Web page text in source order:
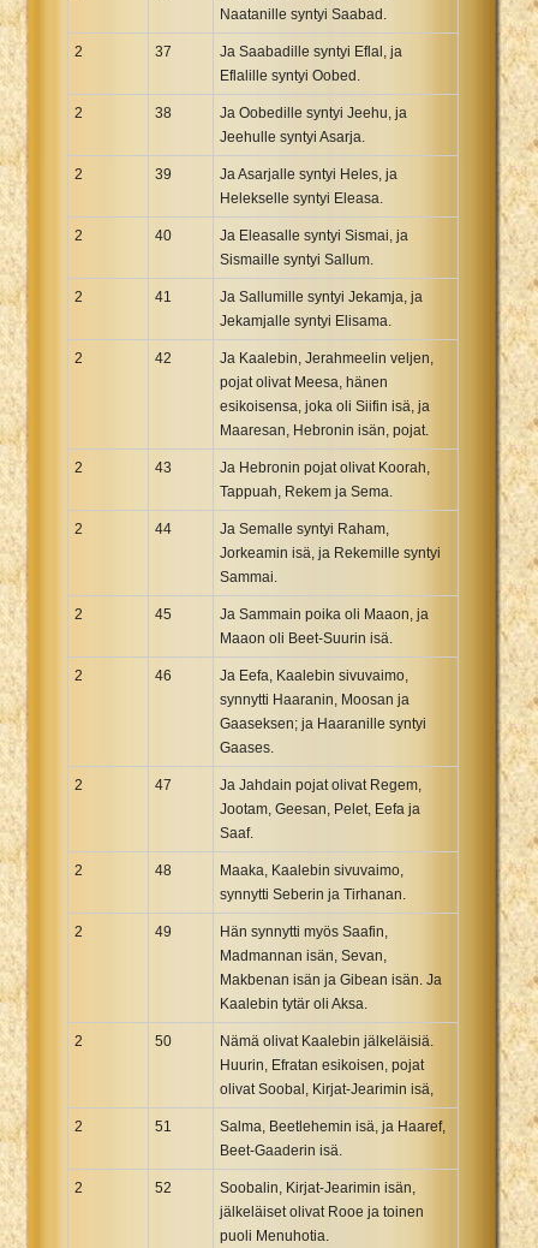
Naatanille syntyi Saabad.
2 37
Ja Saabadille syntyi Eflal, ja
Eflalille syntyi Oobed.
2 38
Ja Oobedille syntyi Jeehu, ja
Jeehulle syntyi Asarja.
2 39
Ja Asarjalle syntyi Heles, ja
Helekselle syntyi Eleasa.
2 40
Ja Eleasalle syntyi Sismai, ja
Sismaille syntyi Sallum.
2 41
Ja Sallumille syntyi Jekamja, ja
Jekamjalle syntyi Elisama.
2 42
Ja Kaalebin, Jerahmeelin veljen,
pojat olivat Meesa, hänen
esikoisensa, joka oli Siifin isä, ja
Maaresan, Hebronin isän, pojat.
2 43
Ja Hebronin pojat olivat Koorah,
Tappuah, Rekem ja Sema.
2 44
Ja Semalle syntyi Raham,
Jorkeamin isä, ja Rekemille syntyi
Sammai.
2 45
Ja Sammain poika oli Maaon, ja
Maaon oli Beet-Suurin isä.
2 46
Ja Eefa, Kaalebin sivuvaimo,
synnytti Haaranin, Moosan ja
Gaaseksen; ja Haaranille syntyi
Gaases.
2 47
Ja Jahdain pojat olivat Regem,
Jootam, Geesan, Pelet, Eefa ja
Saaf.
2 48
Maaka, Kaalebin sivuvaimo,
synnytti Seberin ja Tirhanan.
2 49
Hän synnytti myös Saafin,
Madmannan isän, Sevan,
Makbenan isän ja Gibean isän. Ja
Kaalebin tytär oli Aksa.
2 50
Nämä olivat Kaalebin jälkeläisiä.
Huurin, Efratan esikoisen, pojat
olivat Soobal, Kirjat-Jearimin isä,
2 51
Salma, Beetlehemin isä, ja Haaref,
Beet-Gaaderin isä.
2 52
Soobalin, Kirjat-Jearimin isän,
jälkeläiset olivat Rooe ja toinen
puoli Menuhotia.